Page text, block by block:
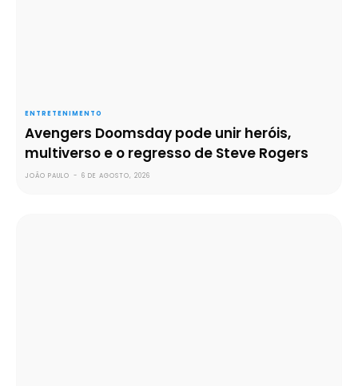
ENTRETENIMENTO
Avengers Doomsday pode unir heróis,
multiverso e o regresso de Steve Rogers
JOÃO PAULO - 6 DE AGOSTO, 2026